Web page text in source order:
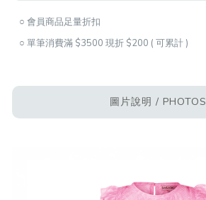
○ 會員商品足量折扣
○ 單筆消費滿 $3500 現折 $200 ( 可累計 )
圖片說明 / PHOTOS